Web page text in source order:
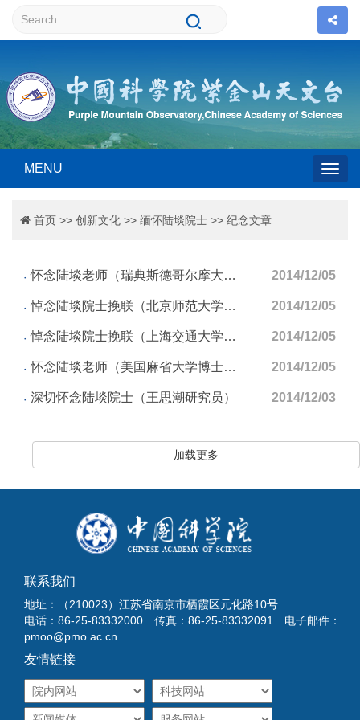
MENU
首页 >> 创新文化 >> 缅怀陆埮院士 >> 纪念文章
怀念陆埮老师（瑞典斯德哥尔摩大学Ph.D学生李亮） 2014/12/05
悼念陆埮院士挽联（北京师范大学李宗伟） 2014/12/05
悼念陆埮院士挽联（上海交通大学尤峻汉） 2014/12/05
怀念陆埮老师（美国麻省大学博士后袁强） 2014/12/05
深切怀念陆埮院士（王思潮研究员） 2014/12/03
加载更多
联系我们
地址：（210023）江苏省南京市栖霞区元化路10号
电话：86-25-83332000 传真：86-25-83332091 电子邮件：
pmoo@pmo.ac.cn
友情链接